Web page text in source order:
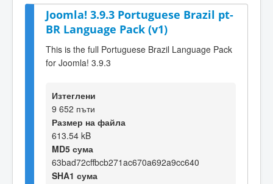
Joomla! 3.9.3 Portuguese Brazil pt-
BR Language Pack (v1)
This is the full Portuguese Brazil Language Pack
for Joomla! 3.9.3
Изтеглени
9 652 пъти
Размер на файла
613.54 kB
MD5 сума
63bad72cffbcb271ac670a692a9cc640
SHA1 сума